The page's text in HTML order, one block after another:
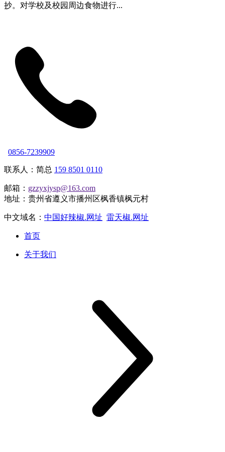
抄。对学校及校园周边食物进行...
0856-7239909
联系人：简总 159 8501 0110
邮箱： gzzyxjysp@163.com
地址：贵州省遵义市播州区枫香镇枫元村
中文域名： 中国好辣椒.网址 雷天椒.网址
首页
关于我们